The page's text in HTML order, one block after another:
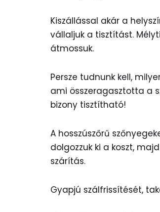
Kiszállással akár a
vállaljuk a tisztítást.
átmossuk.
Persze tudnunk kell,
ami összeragasztotta a
bizony tisztítható!
A hosszúszőrű
dolgozzuk ki a koszt,
szárítás.
Gyapjú szálfrissítését,